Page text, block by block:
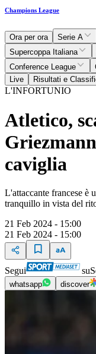
Champions League
Ora per ora Serie A
Supercoppa Italiana
Conference League
Live
Risultati e
L'INFORTUNIO
Atletico,
caviglia
L'attaccante francese è
tranquillo in vista del
21 Feb 2024 - 15:00
21 Feb 2024 - 15:00
Segui su
whatsapp discover